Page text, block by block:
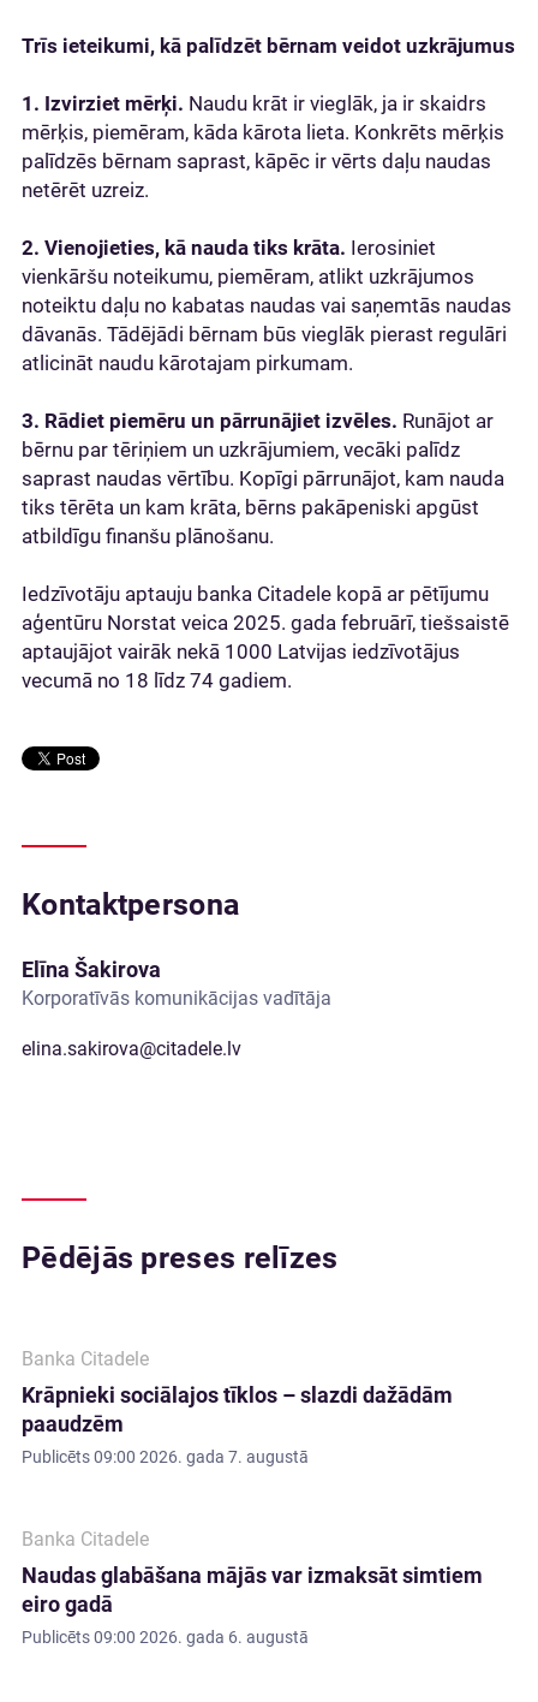
Trīs ieteikumi, kā palīdzēt bērnam veidot uzkrājumus
1. Izvirziet mērķi. Naudu krāt ir vieglāk, ja ir skaidrs
mērķis, piemēram, kāda kārota lieta. Konkrēts mērķis
palīdzēs bērnam saprast, kāpēc ir vērts daļu naudas
netērēt uzreiz.
2. Vienojieties, kā nauda tiks krāta. Ierosiniet
vienkāršu noteikumu, piemēram, atlikt uzkrājumos
noteiktu daļu no kabatas naudas vai saņemtās naudas
dāvanās. Tādējādi bērnam būs vieglāk pierast regulāri
atlicināt naudu kārotajam pirkumam.
3. Rādiet piemēru un pārrunājiet izvēles. Runājot ar
bērnu par tēriņiem un uzkrājumiem, vecāki palīdz
saprast naudas vērtību. Kopīgi pārrunājot, kam nauda
tiks tērēta un kam krāta, bērns pakāpeniski apgūst
atbildīgu finanšu plānošanu.
Iedzīvotāju aptauju banka Citadele kopā ar pētījumu
aģentūru Norstat veica 2025. gada februārī, tiešsaistē
aptaujājot vairāk nekā 1000 Latvijas iedzīvotājus
vecumā no 18 līdz 74 gadiem.
Kontaktpersona
Elīna Šakirova
Korporatīvās komunikācijas vadītāja
elina.sakirova@citadele.lv
Pēdējās preses relīzes
Banka Citadele
Krāpnieki sociālajos tīklos – slazdi dažādām
paaudzēm
Publicēts09:00 2026. gada 7. augustā
Banka Citadele
Naudas glabāšana mājās var izmaksāt simtiem
eiro gadā
Publicēts09:00 2026. gada 6. augustā